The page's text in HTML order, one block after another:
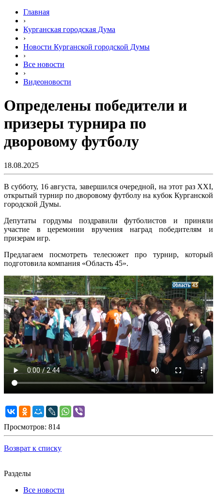
Главная
›
Курганская городская Дума
›
Новости Курганской городской Думы
›
Все новости
›
Видеоновости
Определены победители и
призеры турнира по
дворовому футболу
18.08.2025
В субботу, 16 августа, завершился очередной, на этот раз XXI,
открытый турнир по дворовому футболу на кубок Курганской
городской Думы.
Депутаты гордумы поздравили футболистов и приняли
участие в церемонии вручения наград победителям и
призерам игр.
Предлагаем посмотреть телесюжет про турнир, который
подготовила компания «Область 45».
Просмотров: 814
Возврат к списку
Разделы
Все новости